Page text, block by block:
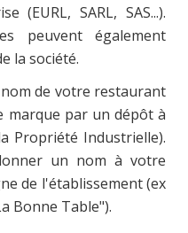
(EURL, SARL, SAS...).
peuvent également
la société.
de votre restaurant
marque par un dépôt à
Propriété Industrielle).
un nom à votre
de l'établissement (ex
Bonne Table").